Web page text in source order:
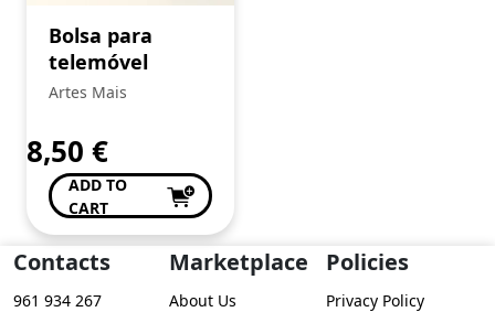
Bolsa para
telemóvel
Artes Mais
8,50 €
ADD TO
CART
Contacts
961 934 267
Marketplace
About Us
Policies
Privacy Policy